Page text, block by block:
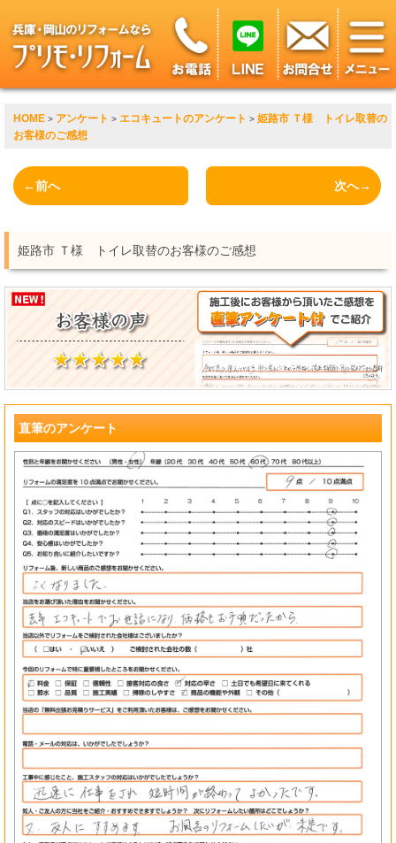
HOME > アンケート > エコキュートのアンケート > 姫路市 Ｔ様 トイレ取替の
お客様のご感想
←前へ 次へ→
姫路市 Ｔ様 トイレ取替のお客様のご感想
直筆のアンケート